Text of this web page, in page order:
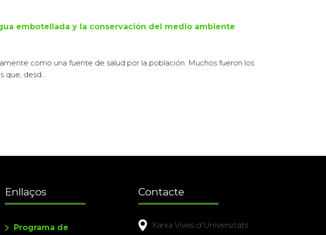
embotellada y la conservación del medio ambiente
como una fuente de salud por la población. Muchos fueron los
desd...
Enllaços
Programa de
Contacte
Xarxa Vives d'Universitats